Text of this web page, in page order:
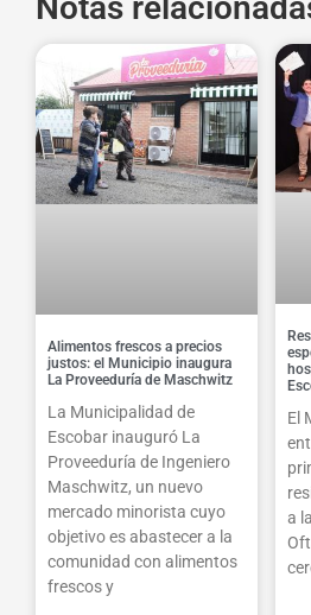
Notas
Alimentos frescos a precios
justos: el Municipio inaugura
La Proveeduría de Maschwitz
La Municipalidad de
Escobar inauguró La
Proveeduría de Ingeniero
Maschwitz, un nuevo
mercado minorista cuyo
objetivo es abastecer a la
comunidad con alimentos
frescos y
El
a